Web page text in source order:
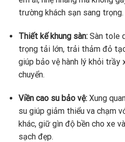
trường khách sạn sang trọng.
Thiết kế khung sàn:Sàn tole
trọng tải lớn, trải thảm đỏ
giúp bảo vệ hành lý khỏi trầy
chuyển.
Viền cao su bảo vệ:Xung
su giúp giảm thiểu va chạm
khác, giữ gìn độ bền cho xe
sạch đẹp.